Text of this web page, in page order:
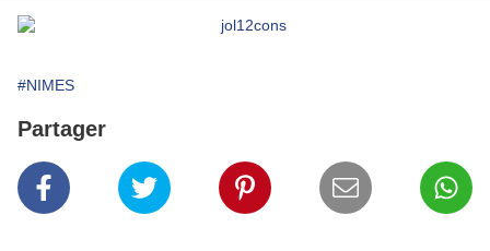
#NIMES
Partager